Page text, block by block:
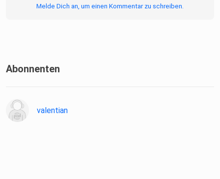
Melde Dich an, um einen Kommentar zu schreiben.
Abonnenten
valentian